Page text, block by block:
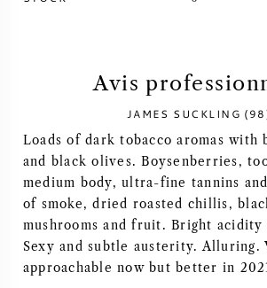
CÉPAGES
VIN FRANÇAIS
VIN ITALIEN
VIN ESPAGNOL
VIN ALLEMAND
Avis
JAMES SUCKLING
Loads of dark tobacco aromas with
and black olives. Boysenberries,
medium body, ultra-fine tannins
of smoke, dried roasted chillis,
mushrooms and fruit. Bright
Sexy and subtle austerity. Alluring.
approachable now but better in